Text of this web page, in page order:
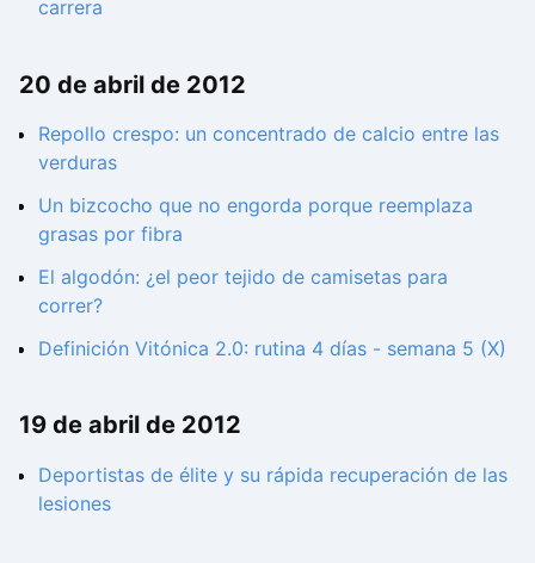
carrera
20 de abril de 2012
Repollo crespo: un concentrado de calcio entre las
verduras
Un bizcocho que no engorda porque reemplaza
grasas por fibra
El algodón: ¿el peor tejido de camisetas para
correr?
Definición Vitónica 2.0: rutina 4 días - semana 5 (X)
19 de abril de 2012
Deportistas de élite y su rápida recuperación de las
lesiones